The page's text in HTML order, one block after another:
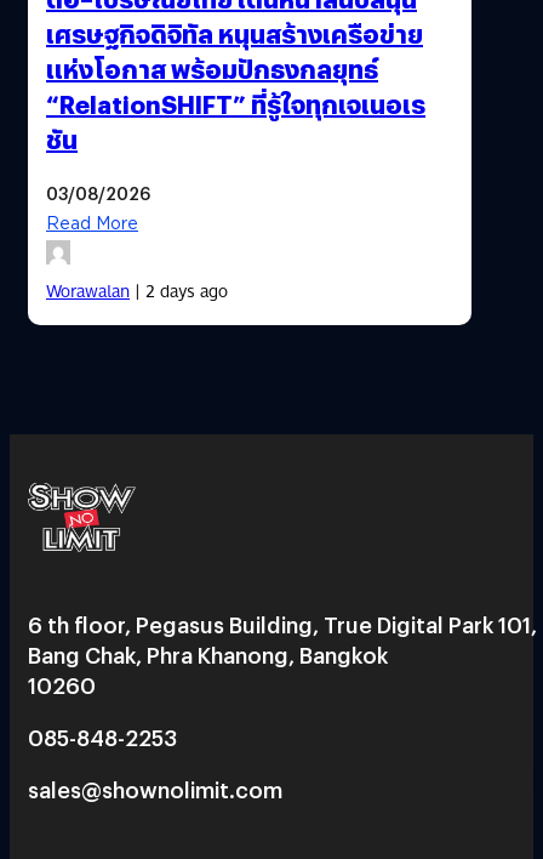
เศรษฐกิจดิจิทัล หนุนสร้างเครือข่าย
แห่งโอกาส พร้อมปักธงกลยุทธ์
“RelationSHIFT” ที่รู้ใจทุกเจเนอเร
ชัน
03/08/2026
Read More
Worawalan| 2 days ago
6 th floor, Pegasus Building, True Digital Park 101,
Bang Chak, Phra Khanong, Bangkok
10260
085-848-2253
sales@shownolimit.com